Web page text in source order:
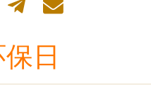
日